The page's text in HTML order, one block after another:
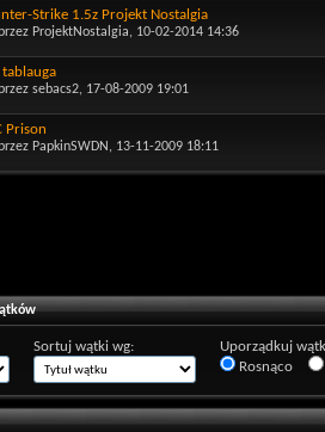
Strike 1.5z Projekt Nostalgia
ProjektNostalgia, 10-02-2014 14:36
tablauga
sebacs2, 17-08-2009 19:01
Prison
PapkinSWDN , 13-11-2009 18:11
Sortuj wątki wg:
Uporządkuj
Rosnąco